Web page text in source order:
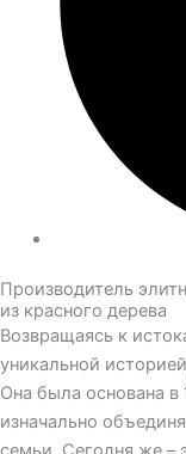
Производитель
из красного дерева
Возвращаясь к
уникальной
Она была основана
изначально